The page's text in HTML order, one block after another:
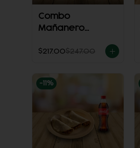
Combo
Mañanero
$217.00$247.00
-11 %